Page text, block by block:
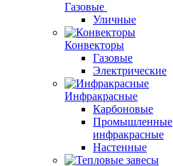
Газовые
Уличные
Конвекторы
Газовые
Электрические
Инфракрасные
Карбоновые
Промышленные
инфракрасные
Настенные